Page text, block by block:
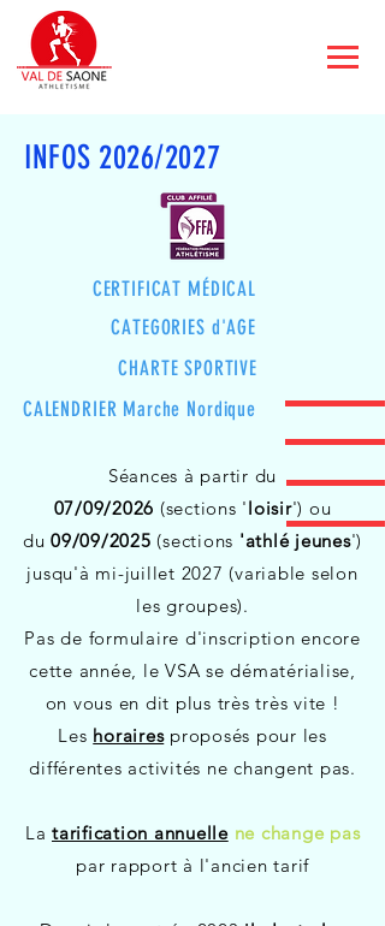
INFOS 2026/2027
CERTIFICAT MÉDICAL
CATEGORIES d'AGE
CHARTE SPORTIVE
CALENDRIER Marche Nordique
Séances à partir du
07/09/2026 (sections 'loisir') ou
du 09/09/2025(sections 'athlé jeunes')
jusqu'à mi-juillet 2027 (variable selon
les groupes).
Pas de formulaire d'inscription encore
cette année, le VSA se dématérialise,
on vous en dit plus très très vite !
Les horairesproposés pour les
différentes activités ne changent pas.
La tarification annuelle ne change pas
par rapport à l'ancien tarif